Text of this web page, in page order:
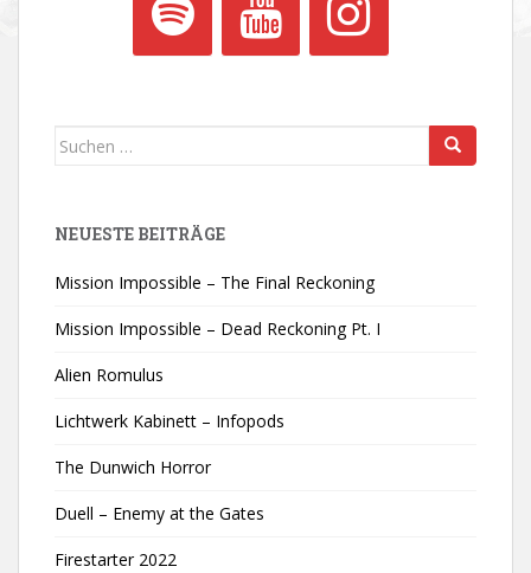
Suchen
NEUESTE BEITRÄGE
Mission Impossible – The Final Reckoning
Mission Impossible – Dead Reckoning Pt. I
Alien Romulus
Lichtwerk Kabinett – Infopods
The Dunwich Horror
Duell – Enemy at the Gates
Firestarter 2022